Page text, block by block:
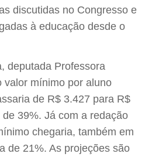
discutidas no Congresso e
à educação desde o
deputada Professora
valor mínimo por aluno
de R$ 3.427 para R$
39%. Já com a redação
chegaria, também em
de 21%. As projeções são